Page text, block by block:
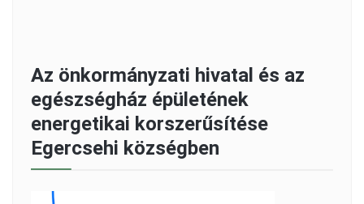
Az önkormányzati hivatal és az
egészségház épületének
energetikai korszerűsítése
Egercsehi községben